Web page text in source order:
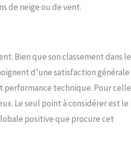
de neige ou de vent.
Bien que son classement dans
d’une satisfaction générale
performance technique. Pour
Le seul point à considérer est le
positive que procure cet